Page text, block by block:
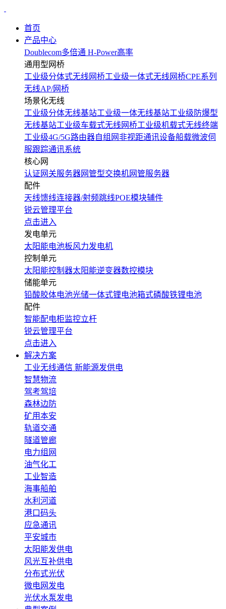
首页
产品中心
Doublecom多倍通 H-Power高率
通用型网桥
工业级分体式无线网桥工业级一体式无线网桥CPE系列
无线AP/网桥
场景化无线
工业级分体无线基站工业级一体无线基站工业级防爆型
无线基站工业级车载式无线网桥工业级机载式无线终端
工业级4G/5G路由器自组网非视距通讯设备船载微波伺
服跟踪通讯系统
核心网
认证网关服务器网管型交换机网管服务器
配件
天线馈线连接器/射频跳线POE模块辅件
锐云管理平台
点击进入
发电单元
太阳能电池板风力发电机
控制单元
太阳能控制器太阳能逆变器数控模块
储能单元
铅酸胶体电池光储一体式锂电池箱式磷酸铁锂电池
配件
智能配电柜监控立杆
锐云管理平台
点击进入
解决方案
工业无线通信 新能源发供电
智慧物流
驾考驾培
森林边防
矿用本安
轨道交通
隧道管廊
电力组网
油气化工
工业智造
海事船舶
水利河道
港口码头
应急通讯
平安城市
太阳能发供电
风光互补供电
分布式光伏
微电网发电
光伏水泵发电